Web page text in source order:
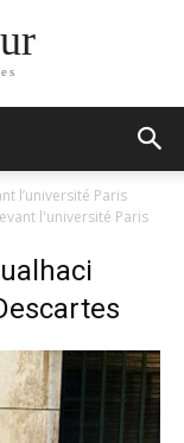
l’université Paris
l'université Paris